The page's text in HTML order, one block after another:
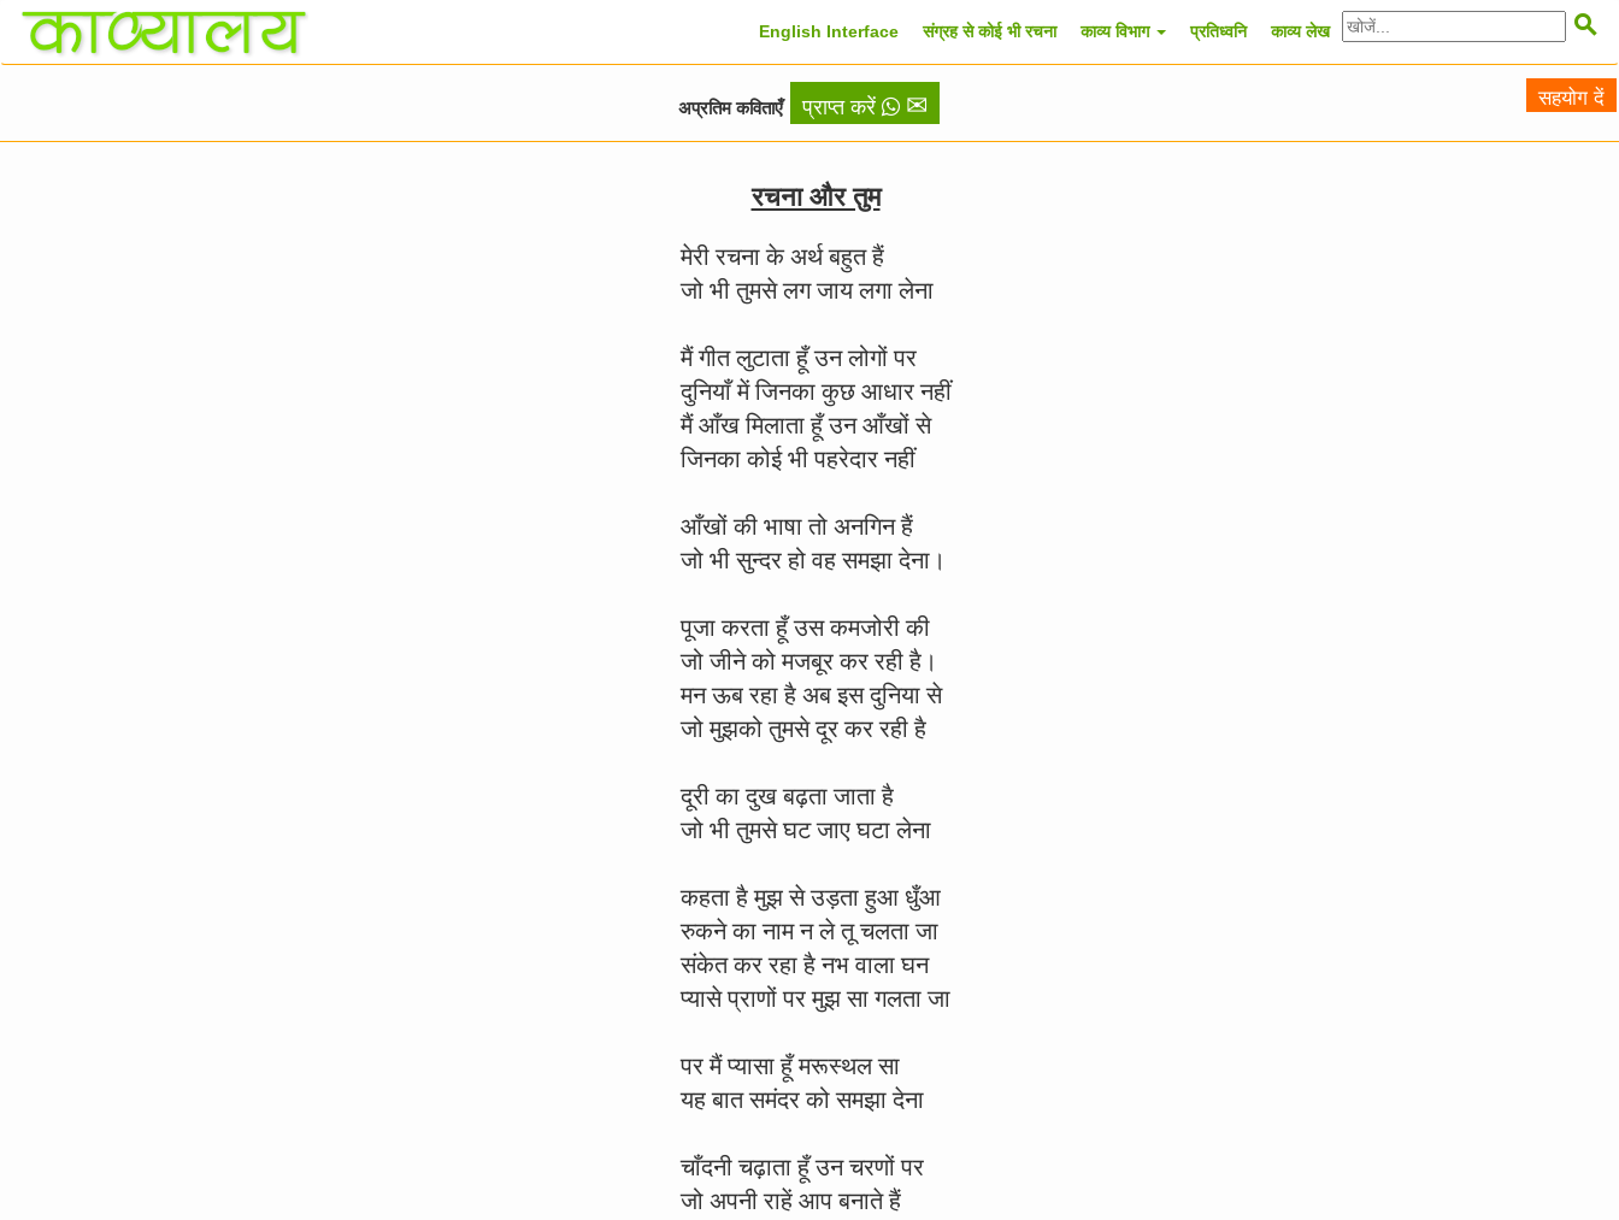

English Interface संग्रह से कोई भी रचना काव्य विभाग प्रतिध्वनि काव्य लेख
सहयोग दें
अप्रतिम कविताएँ प्राप्त करें ✉
रचना और तुम
मेरी रचना के अर्थ बहुत हैं
जो भी तुमसे लग जाय लगा लेना
मैं गीत लुटाता हूँ उन लोगों पर
दुनियाँ में जिनका कुछ आधार नहीं
मैं आँख मिलाता हूँ उन आँखों से
जिनका कोई भी पहरेदार नहीं
आँखों की भाषा तो अनगिन हैं
जो भी सुन्दर हो वह समझा देना।
पूजा करता हूँ उस कमजोरी की
जो जीने को मजबूर कर रही है।
मन ऊब रहा है अब इस दुनिया से
जो मुझको तुमसे दूर कर रही है
दूरी का दुख बढ़ता जाता है
जो भी तुमसे घट जाए घटा लेना
कहता है मुझ से उड़ता हुआ धुँआ
रुकने का नाम न ले तू चलता जा
संकेत कर रहा है नभ वाला घन
प्यासे प्राणों पर मुझ सा गलता जा
पर मैं प्यासा हूँ मरूस्थल सा
यह बात समंदर को समझा देना
चाँदनी चढ़ाता हूँ उन चरणों पर
जो अपनी राहें आप बनाते हैं